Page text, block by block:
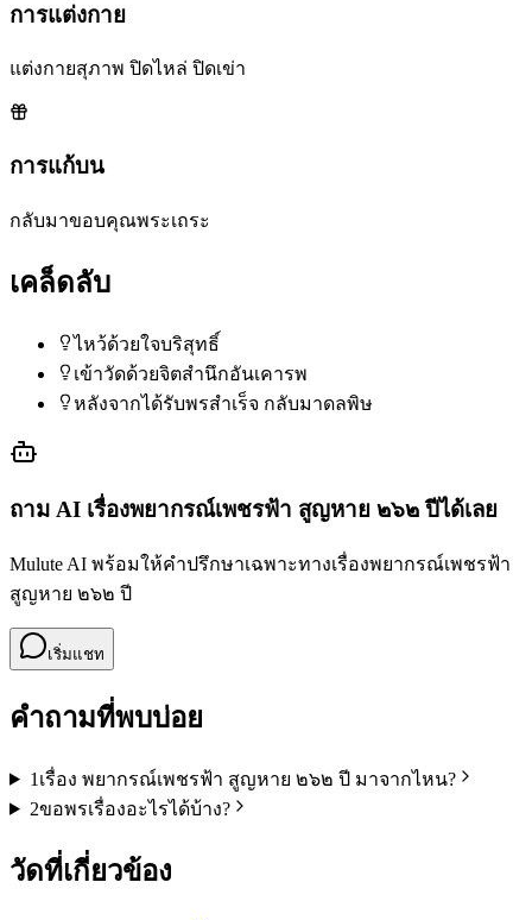
การแต่งกาย
แต่งกายสุภาพ ปิดไหล่ ปิดเข่า
การแก้บน
กลับมาขอบคุณพระเถระ
เคล็ดลับ
ไหว้ด้วยใจบริสุทธิ์
เข้าวัดด้วยจิตสำนึกอันเคารพ
หลังจากได้รับพรสำเร็จ กลับมาดลพิษ
ถาม AI เรื่องพยากรณ์เพชรฟ้า สูญหาย ๒๖๒ ปีได้เลย
Mulute AI พร้อมให้คำปรึกษาเฉพาะทางเรื่องพยากรณ์เพชรฟ้า
สูญหาย ๒๖๒ ปี
เริ่มแชท
คำถามที่พบบ่อย
1 เรื่อง พยากรณ์เพชรฟ้า สูญหาย ๒๖๒ ปี มาจากไหน?
2ขอพรเรื่องอะไรได้บ้าง?
วัดที่เกี่ยวข้อง